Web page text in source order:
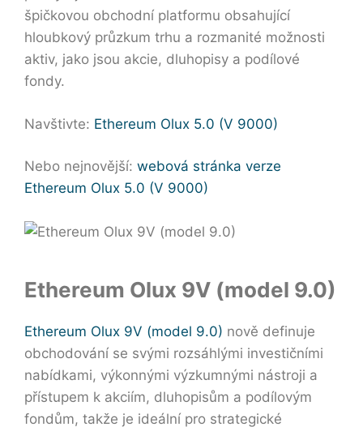
špičkovou obchodní platformu obsahující
hloubkový průzkum trhu a rozmanité možnosti
aktiv, jako jsou akcie, dluhopisy a podílové
fondy.
Navštivte: Ethereum Olux 5.0 (V 9000)
Nebo nejnovější: webová stránka verze
Ethereum Olux 5.0 (V 9000)
Ethereum Olux 9V (model 9.0)
Ethereum Olux 9V (model 9.0) nově definuje
obchodování se svými rozsáhlými investičními
nabídkami, výkonnými výzkumnými nástroji a
přístupem k akciím, dluhopisům a podílovým
fondům, takže je ideální pro strategické